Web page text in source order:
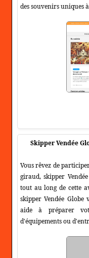
des souvenirs uniques
Skipper Vendée
Vous rêvez de
giraud, skipper
tout au long de cette
skipper Vendée
aide à préparer
d'équipements ou